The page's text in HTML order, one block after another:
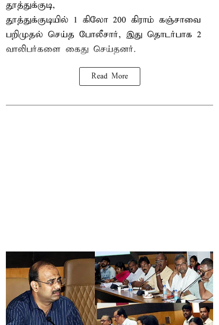
தூத்துக்குடி,
தூத்துக்குடியில் 1 கிலோ 200 கிராம் கஞ்சாவை
பறிமுதல் செய்த போலீசார், இது தொடர்பாக 2
வாலிபர்களை கைது செய்தனர்.
Read More